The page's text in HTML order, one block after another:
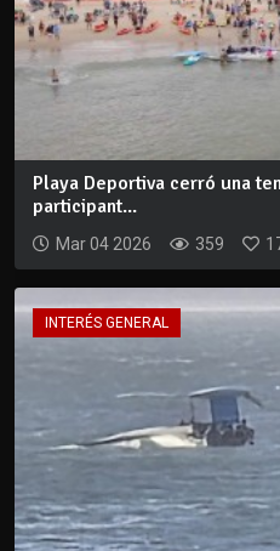
Playa Deportiva cerró una
participant...
Mar 04 2026 359
INTERÉS GENERAL